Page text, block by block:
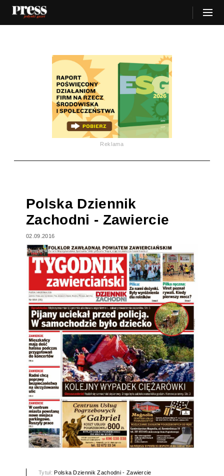
Reklama
Polska Dziennik
Zachodni - Zawiercie
02.09.2016
Tytuł:Polska Dziennik Zachodni - Zawiercie